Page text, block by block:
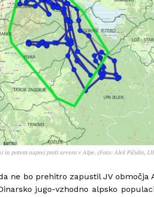
potem naprej proti severu v Alpe. (Foto: Aleš Pičulin,
ne bo prehitro zapustil JV območja
jugo-vzhodno alpsko